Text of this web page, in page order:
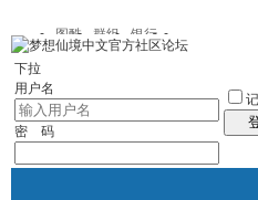
图酷 群组 银行
下拉
用户名
密 码